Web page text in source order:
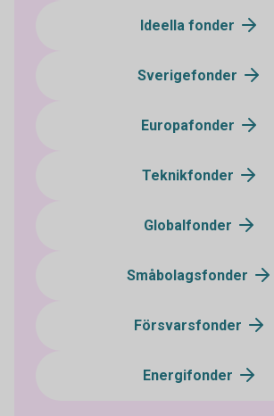
Ideella fonder
Sverigefonder
Europafonder
Teknikfonder
Globalfonder
Småbolagsfonder
Försvarsfonder
Energifonder